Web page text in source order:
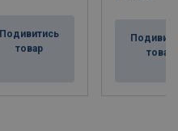
Подивитись
товар
товар